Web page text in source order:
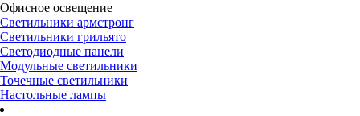
Офисное освещение
Светильники армстронг
Светильники грильято
Светодиодные панели
Модульные светильники
Точечные светильники
Настольные лампы